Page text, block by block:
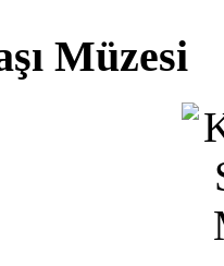
Müzesi